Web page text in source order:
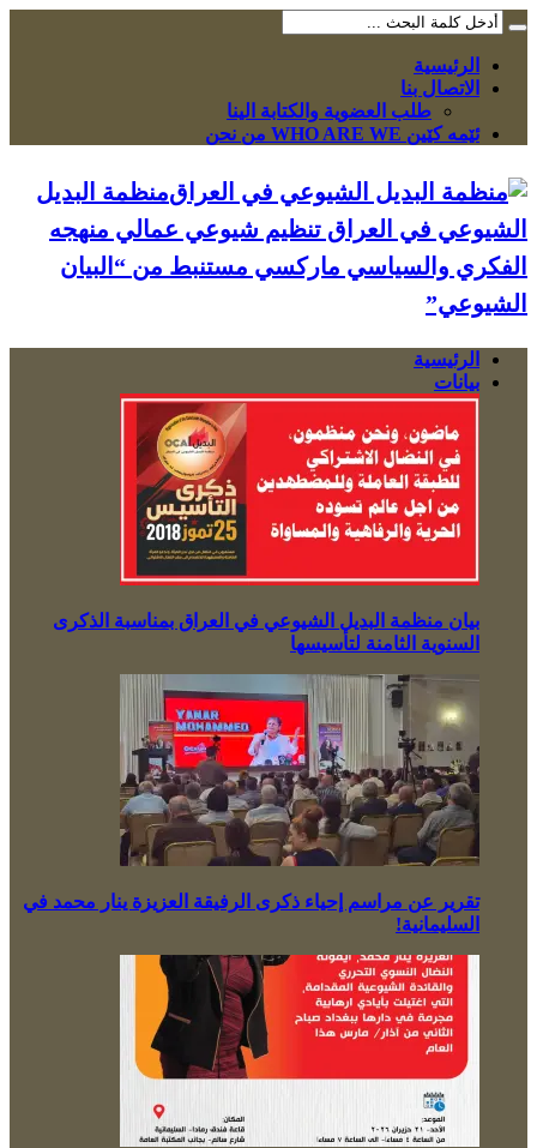
الرئيسية
الاتصال بنا
طلب العضوية والكتابة الينا
ئێمە کێین WHO ARE WE من نحن
منظمة البديل
الشيوعي في العراق تنظيم شيوعي عمالي منهجه
الفكري والسياسي ماركسي مستنبط من “البيان
الشيوعي”
الرئيسية
بيانات
بيان منظمة البديل الشيوعي في العراق بمناسبة الذكرى
السنوية الثامنة لتأسيسها
تقرير عن مراسم إحياء ذكرى الرفيقة العزيزة ينار محمد في
السليمانية!